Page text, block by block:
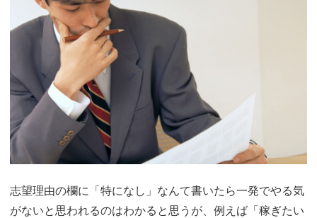
志望理由の欄に「特になし」なんて書いたら一発でやる気
がないと思われるのはわかると思うが、例えば「稼ぎたい